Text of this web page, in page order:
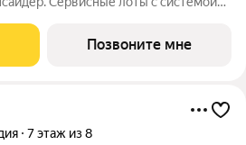
лоте 2 панорамных окна в пол с
Позвоните мне
7 этаж из 8